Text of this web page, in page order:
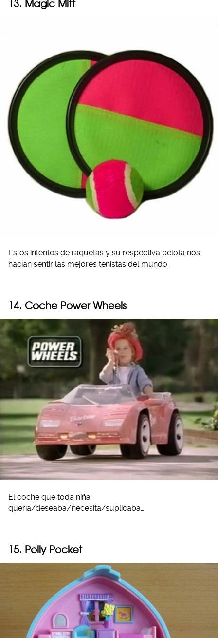
13. Magic Mitt
Estos intentos de raquetas y su respectiva pelota nos
hacían sentir las mejores tenistas del mundo.
14. Coche Power Wheels
El coche que toda niña
quería/deseaba/necesita/suplicaba…
15. Polly Pocket